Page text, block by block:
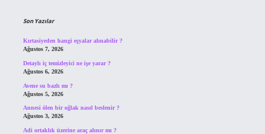
Son Yazılar
Kırtasiyeden hangi eşyalar alınabilir ?
Ağustos 7, 2026
Detaylı iç temizleyici ne işe yarar ?
Ağustos 6, 2026
Avene su bazlı mı ?
Ağustos 5, 2026
Annesi ölen bir oğlak nasıl beslenir ?
Ağustos 3, 2026
Adi ortaklık üzerine araç alınır mı ?